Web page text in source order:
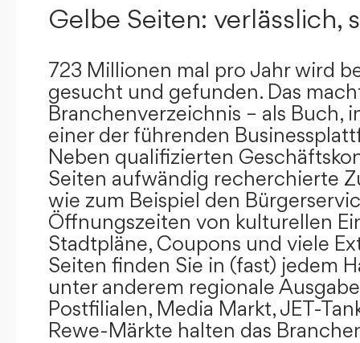
Gelbe Seiten: verlässlich,
723 Millionen mal pro Jahr wird
gesucht und gefunden. Das
Branchenverzeichnis – als Buch,
einer der führenden
Neben qualifizierten
Seiten aufwändig recherchierte
wie zum Beispiel den
Öffnungszeiten von kulturellen
Stadtpläne, Coupons und viele
Seiten finden Sie in (fast) jedem
unter anderem regionale
Postfilialen, Media Markt, JET-
Rewe-Märkte halten das